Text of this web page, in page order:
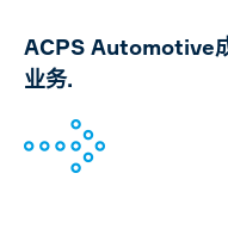
ACPS Automotive
业务.